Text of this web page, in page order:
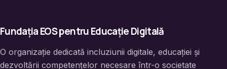
Fundația EOS pentru Educație Digitală
O organizație dedicată incluziunii digitale, educației și
dezvoltării competențelor necesare într-o societate